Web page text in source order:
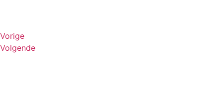
Vorige
Volgende